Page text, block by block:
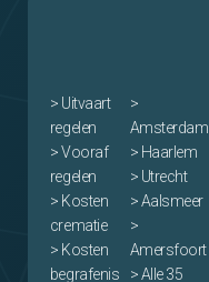
> Uitvaart
regelen
> Vooraf
regelen
> Kosten
crematie
> Kosten
begrafenis
>
Amsterdam
> Haarlem
> Utrecht
> Aalsmeer
>
Amersfoort
> Alle 35